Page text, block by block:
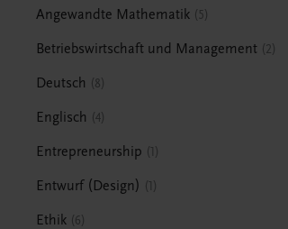
Angewandte Mathematik 5
Betriebswirtschaft und Management 2
Deutsch 8
Englisch 4
Entrepreneurship 1
Entwurf (Design) 1
Ethik 6